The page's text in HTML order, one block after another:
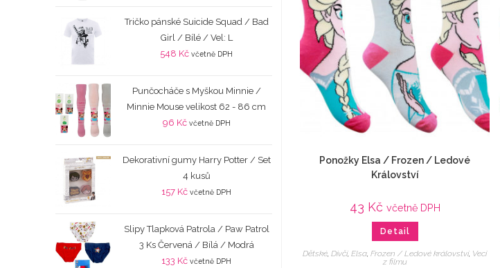
Ponožky Elsa / Frozen / Ledové
Království
43 Kč včetně DPH
Detail
Dětské,Dívčí,Elsa,Frozen / Ledové království, Veci
z filmu
Tričko pánské Suicide Squad / Bad
Girl / Bílé / Vel: L
548 Kč včetně DPH
Punčocháče s Myškou Minnie /
Minnie Mouse velikost 62 - 86 cm
96 Kč včetně DPH
Dekorativní gumy Harry Potter / Set
4 kusů
157 Kč včetně DPH
Slipy Tlapková Patrola / Paw Patrol
3 Ks Červená / Bílá / Modrá
133 Kč včetně DPH